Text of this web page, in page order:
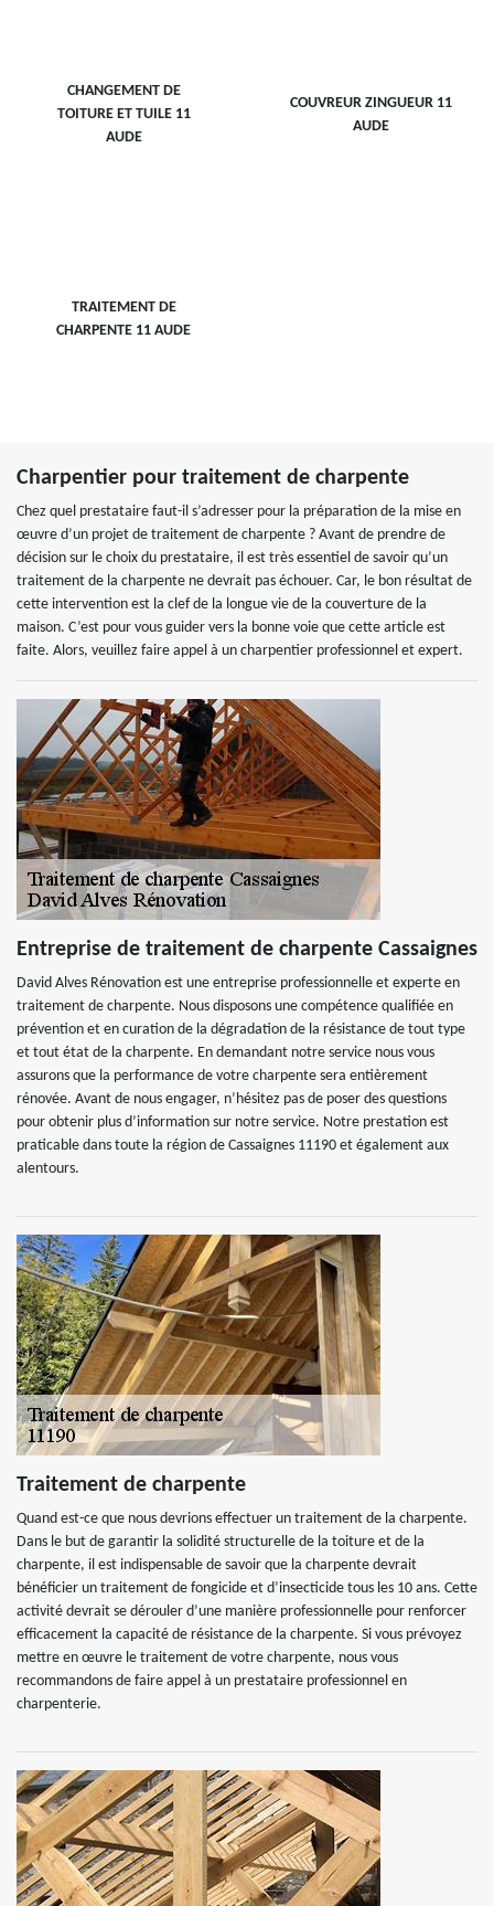
CHANGEMENT DE
TOITURE ET TUILE 11
AUDE
COUVREUR ZINGUEUR 11
AUDE
TRAITEMENT DE
CHARPENTE 11 AUDE
Charpentier pour traitement de charpente
Chez quel prestataire faut-il s’adresser pour la préparation de la mise en
œuvre d’un projet de traitement de charpente ? Avant de prendre de
décision sur le choix du prestataire, il est très essentiel de savoir qu’un
traitement de la charpente ne devrait pas échouer. Car, le bon résultat de
cette intervention est la clef de la longue vie de la couverture de la
maison. C’est pour vous guider vers la bonne voie que cette article est
faite. Alors, veuillez faire appel à un charpentier professionnel et expert.
Entreprise de traitement de charpente Cassaignes
David Alves Rénovation est une entreprise professionnelle et experte en
traitement de charpente. Nous disposons une compétence qualifiée en
prévention et en curation de la dégradation de la résistance de tout type
et tout état de la charpente. En demandant notre service nous vous
assurons que la performance de votre charpente sera entièrement
rénovée. Avant de nous engager, n’hésitez pas de poser des questions
pour obtenir plus d’information sur notre service. Notre prestation est
praticable dans toute la région de Cassaignes 11190 et également aux
alentours.
Traitement de charpente
Quand est-ce que nous devrions effectuer un traitement de la charpente.
Dans le but de garantir la solidité structurelle de la toiture et de la
charpente, il est indispensable de savoir que la charpente devrait
bénéficier un traitement de fongicide et d’insecticide tous les 10 ans. Cette
activité devrait se dérouler d’une manière professionnelle pour renforcer
efficacement la capacité de résistance de la charpente. Si vous prévoyez
mettre en œuvre le traitement de votre charpente, nous vous
recommandons de faire appel à un prestataire professionnel en
charpenterie.